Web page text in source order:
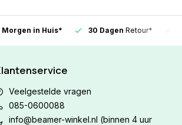
Morgen in Huis* 30 Dagen Retour*
Veelgestelde vragen
085-0600088
info@beamer-winkel.nl (binnen 4 uur